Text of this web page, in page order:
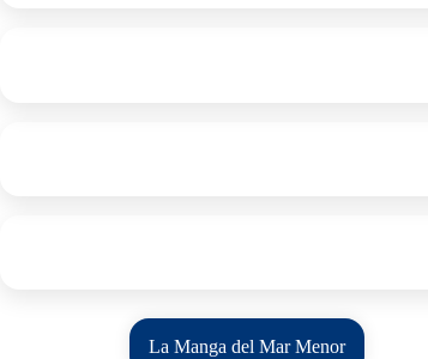
La Manga del Mar Menor